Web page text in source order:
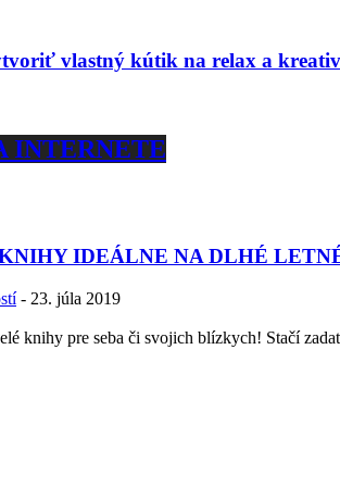
vlastný kútik na relax a
INTERNETE
IDEÁLNE NA DLHÉ
- 23. júla 2019
knihy pre seba či svojich blízkych! Stačí